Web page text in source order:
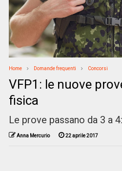
Home Domande frequenti Concorsi
VFP1: le nuove
fisica
Le prove passano da 3 a
Anna Mercurio 22 aprile 2017